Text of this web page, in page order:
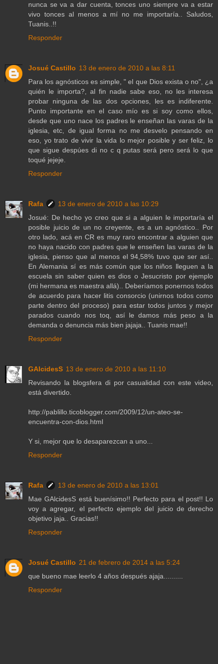
nunca se va a dar cuenta, tonces uno siempre va a estar
vivo tonces al menos a mí no me importaría.. Saludos,
Tuanis..!!
Responder
Josué Castillo 13 de enero de 2010 a las 8:11
Para los agnósticos es simple, " el que Dios exista o no", ¿a
quién le importa?, al fin nadie sabe eso, no les interesa
probar ninguna de las dos opciones, les es indiferente.
Punto importante en el caso mío es si soy como ellos,
desde que uno nace los padres le enseñan las varas de la
iglesia, etc, de igual forma no me desvelo pensando en
eso, yo trato de vivir la vida lo mejor posible y ser feliz, lo
que sigue despúes di no c q putas será pero será lo que
toqué jejeje.
Responder
Rafa
13 de enero de 2010 a las 10:29
Josué: De hecho yo creo que si a alguien le importaría el
posible juicio de un no creyente, es a un agnóstico.. Por
otro lado, acá en CR es muy raro encontrar a alguien que
no haya nacido con padres que le enseñen las varas de la
iglesia, pienso que al menos el 94,58% tuvo que ser así..
En Alemania sí es más común que los niños lleguen a la
escuela sin saber quien es dios o Jesucristo por ejemplo
(mi hermana es maestra allá).. Deberíamos ponernos todos
de acuerdo para hacer litis consorcio (unirnos todos como
parte dentro del proceso) para estar todos juntos y mejor
parados cuando nos toq, así le damos más peso a la
demanda o denuncia más bien jajaja.. Tuanis mae!!
Responder
GAlcidesS 13 de enero de 2010 a las 11:10
Revisando la blogsfera di por casualidad con este video,
está divertido.
http://pablillo.ticoblogger.com/2009/12/un-ateo-se-
encuentra-con-dios.html
Y si, mejor que lo desaparezcan a uno...
Responder
Rafa
13 de enero de 2010 a las 13:01
Mae GAlcidesS está buenísimo!! Perfecto para el post!! Lo
voy a agregar, el perfecto ejemplo del juicio de derecho
objetivo jaja.. Gracias!!
Responder
Josué Castillo 21 de febrero de 2014 a las 5:24
que bueno mae leerlo 4 años después ajaja..........
Responder